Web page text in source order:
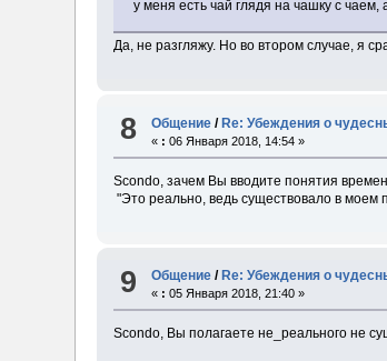
у меня есть чай глядя на чашку с
Да, не разгляжу. Но во втором случае, я
8 Общение /Re: Убеждения о
« : 06 Января 2018, 14:54 »
Scondo, зачем Вы вводите понятия
"Это реально, ведь существовало в моем
9 Общение / Re: Убеждения о
« : 05 Января 2018, 21:40 »
Scondo, Вы полагаете не_реального не